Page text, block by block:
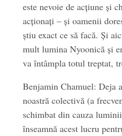
este nevoie de acțiune și
acționați – și oamenii
știu exact ce să facă. Și
mult lumina Nyoonică și
va întâmpla totul treptat,
Benjamin Chamuel: Deja
noastră colectivă (a
schimbat din cauza
înseamnă acest lucru